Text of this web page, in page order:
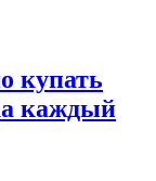
купать
каждый